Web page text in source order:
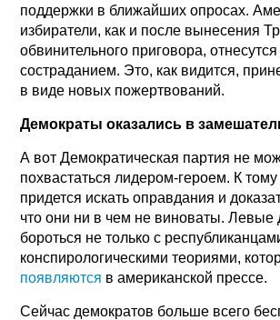
поддержки в ближайших опросах.
избиратели, как и после вынесения
обвинительного приговора,
состраданием. Это, как видится,
в виде новых пожертвований.
Демократы оказались в
А вот Демократическая партия не
похвастаться лидером-героем. К
придется искать оправдания и
что они ни в чем не виноваты. Левые
бороться не только с
конспирологическими теориями,
появляются в американской прессе.
Сейчас демократов больше всего